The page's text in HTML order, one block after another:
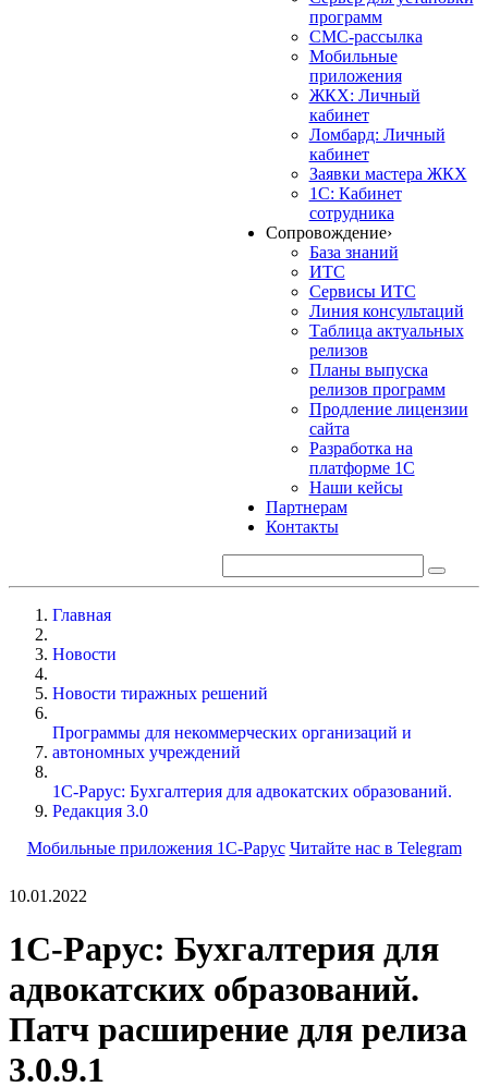
программ
СМС-рассылка
Мобильные
приложения
ЖКХ: Личный
кабинет
Ломбард: Личный
кабинет
Заявки мастера ЖКХ
1С: Кабинет
сотрудника
Сопровождение›
База знаний
ИТС
Сервисы ИТС
Линия консультаций
Таблица актуальных
релизов
Планы выпуска
релизов программ
Продление лицензии
сайта
Разработка на
платформе 1С
Наши кейсы
Партнерам
Контакты
Главная
Новости
Новости тиражных решений
Программы для некоммерческих организаций и
автономных учреждений
1С-Рарус: Бухгалтерия для адвокатских образований.
Редакция 3.0
Мобильные приложения 1С-Рарус Читайте нас в Telegram
10.01.2022
1С-Рарус: Бухгалтерия для
адвокатских образований.
Патч расширение для релиза
3.0.9.1